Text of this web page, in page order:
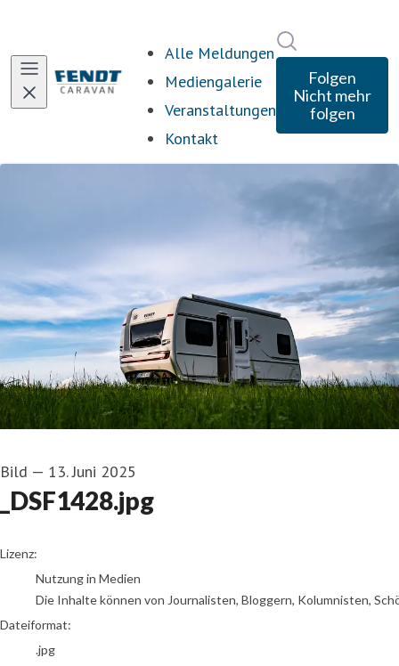
Alle Meldungen
Mediengalerie
Veranstaltungen
Kontakt
Folgen
Nicht mehr
folgen
Bild — 13. Juni 2025
_DSF1428.jpg
go to media item
Lizenz:
Nutzung in Medien
Die Inhalte können von Journalisten, Bloggern, Kolumnisten,
Dateiformat:
.jpg